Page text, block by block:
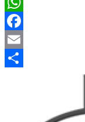
WhatsApp
Facebook
Email